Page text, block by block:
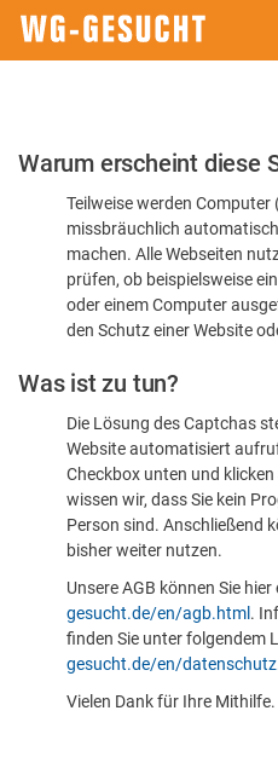
Bitte
dass
sind
Warum erscheint diese
Teilweise werden
missbräuchlich
machen. Alle Webseiten
prüfen, ob beispielsweise
oder einem Computer
den Schutz einer Website
Was ist zu tun?
Die Lösung des Captchas
Website automatisiert
Checkbox unten und
wissen wir, dass Sie kein
Person sind. Anschließend
bisher weiter nutzen.
Unsere AGB können Sie hier
gesucht.de/en/agb.html .
finden Sie unter folgendem
gesucht.de/en/
Vielen Dank für Ihre Mithilfe.